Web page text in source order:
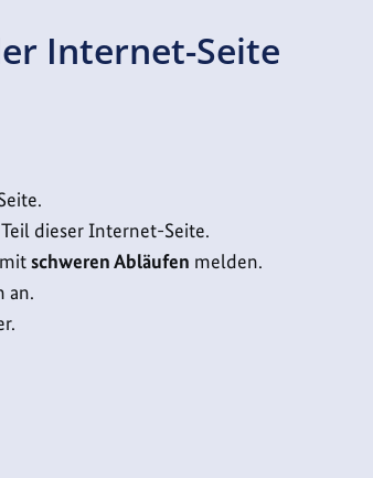
Internet-Seite
dieser Internet-Seite.
schweren Abläufen melden.
an.